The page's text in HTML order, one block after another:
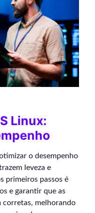
Linux:
o desempenho
leveza e
primeiros passos é
e garantir que as
corretas, melhorando